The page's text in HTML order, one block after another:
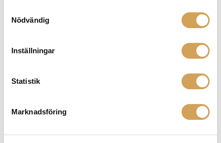
Nödvändig
Inställningar
Statistik
Marknadsföring
Ytterligare information
,2
Meter (Stöder 4K)
10